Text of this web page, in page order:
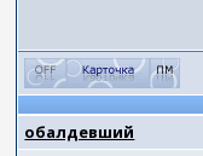
обалдевший